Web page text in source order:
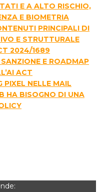
E A ALTO RISCHIO,
E BIOMETRIA
PRINCIPALI DI
E STRUTTURALE
2024/1689
E ROADMAP
ACT
PIXEL NELLE MAIL
HA BISOGNO DI UNA